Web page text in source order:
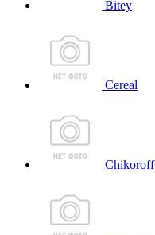
Bitey
Cereal
Chikoroff